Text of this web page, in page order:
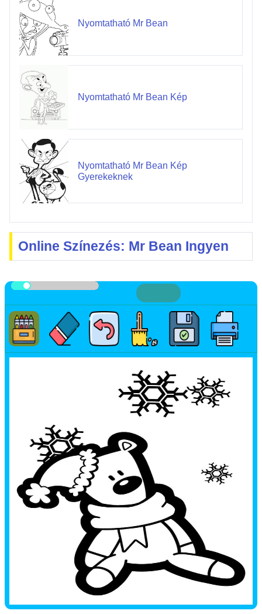
Nyomtatható Mr Bean
Nyomtatható Mr Bean Kép
Nyomtatható Mr Bean Kép
Gyerekeknek
Online Színezés: Mr Bean Ingyen